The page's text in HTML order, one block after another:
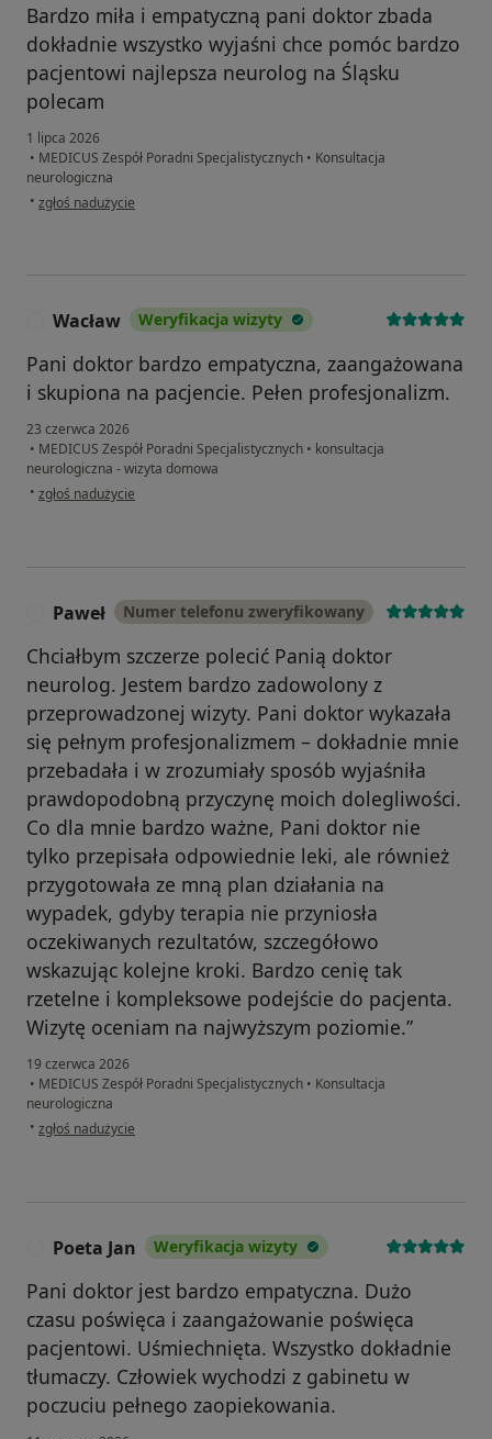
Bardzo miła i empatyczną pani doktor zbada
dokładnie wszystko wyjaśni chce pomóc bardzo
pacjentowi najlepsza neurolog na Śląsku
polecam
1 lipca 2026
• MEDICUS Zespół Poradni Specjalistycznych • Konsultacja
neurologiczna
• w opinii użytkownika Aneta Z
zgłoś nadużycie
Wacław Weryfikacja wizyty
Pani doktor bardzo empatyczna, zaangażowana
i skupiona na pacjencie. Pełen profesjonalizm.
23 czerwca 2026
• MEDICUS Zespół Poradni Specjalistycznych • konsultacja
neurologiczna - wizyta domowa
• w opinii użytkownika Wacław
zgłoś nadużycie
Paweł Numer telefonu zweryfikowany
Chciałbym szczerze polecić Panią doktor
neurolog. Jestem bardzo zadowolony z
przeprowadzonej wizyty. Pani doktor wykazała
się pełnym profesjonalizmem – dokładnie mnie
przebadała i w zrozumiały sposób wyjaśniła
prawdopodobną przyczynę moich dolegliwości.
Co dla mnie bardzo ważne, Pani doktor nie
tylko przepisała odpowiednie leki, ale również
przygotowała ze mną plan działania na
wypadek, gdyby terapia nie przyniosła
oczekiwanych rezultatów, szczegółowo
wskazując kolejne kroki. Bardzo cenię tak
rzetelne i kompleksowe podejście do pacjenta.
Wizytę oceniam na najwyższym poziomie.”
19 czerwca 2026
• MEDICUS Zespół Poradni Specjalistycznych • Konsultacja
neurologiczna
• w opinii użytkownika Paweł
zgłoś nadużycie
Poeta Jan Weryfikacja wizyty
Pani doktor jest bardzo empatyczna. Dużo
czasu poświęca i zaangażowanie poświęca
pacjentowi. Uśmiechnięta. Wszystko dokładnie
tłumaczy. Człowiek wychodzi z gabinetu w
poczuciu pełnego zaopiekowania.